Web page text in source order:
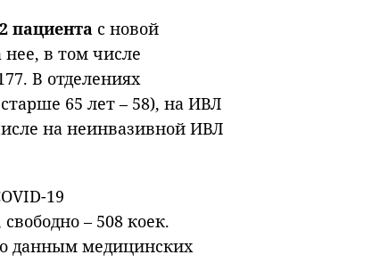
пациента с новой
в том числе
В отделениях
65 лет – 58), на ИВЛ
на неинвазивной ИВЛ
19
– 508 коек.
данным медицинских